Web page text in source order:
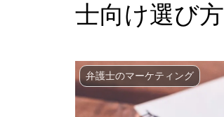
士向け選び
弁護士のマーケティング